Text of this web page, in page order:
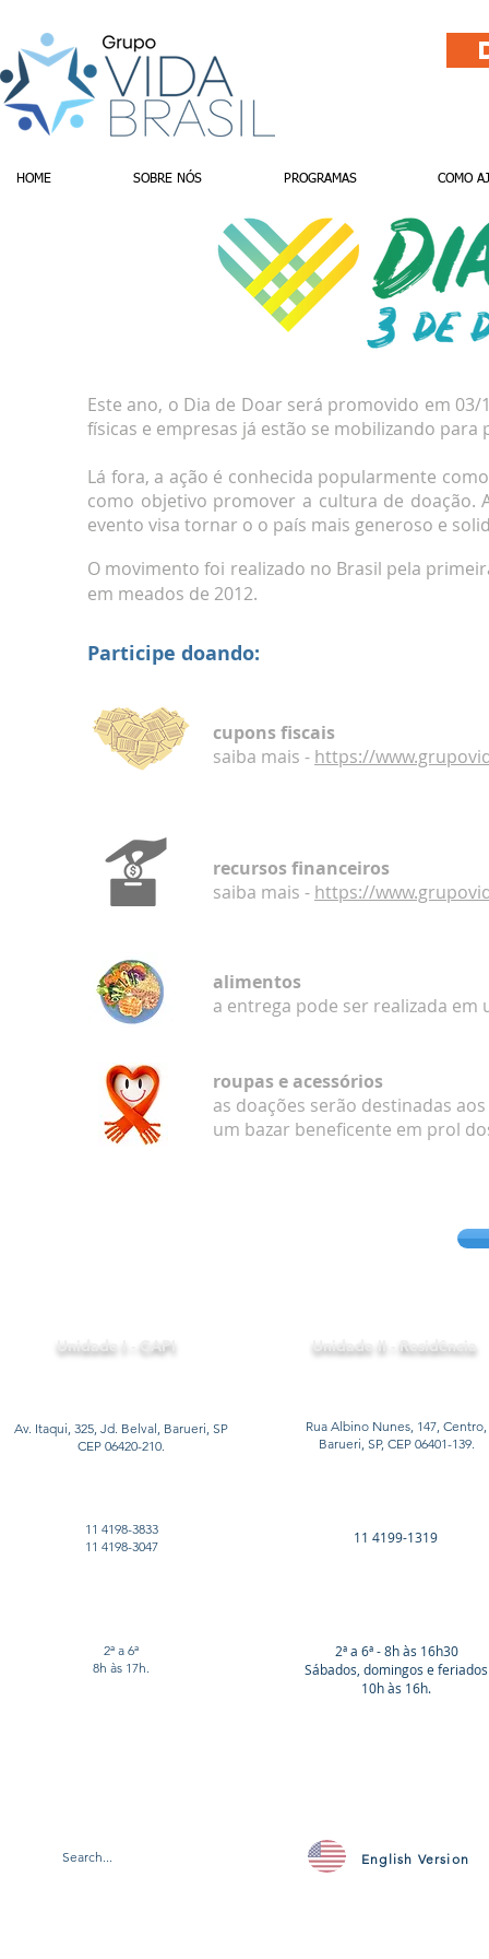
HOME SOBRE NÓS PROGRAMAS COMO
Este ano, o Dia de Doar será promovido em
físicas e empresas já estão se mobilizando
Lá fora, a ação é conhecida popularmente
como objetivo promover a cultura de doação.
evento visa tornar o o país mais generoso e
O movimento foi realizado no Brasil pela
em meados de 2012.
Participe doando:
cupons fiscais
saiba mais - https://
recursos financeiros
saiba mais - https://
alimentos
a entrega pode ser realizada em
roupas e acessórios
as doações serão destinadas
um bazar beneficente em prol
English Version
Unidade I - CAPI
Av. Itaqui, 325, Jd. Belval, Barueri, SP
CEP 06420-210.
11 4198-3833
11 4198-3047
2ª a 6ª
8h às 17h.
Unidade II - Residência
Rua Albino Nunes, 147, Centro,
Barueri, SP, CEP 06401-139.
11 4199-1319
2ª a 6ª - 8h às 16h30
Sábados, domingos e feriados
10h às 16h.